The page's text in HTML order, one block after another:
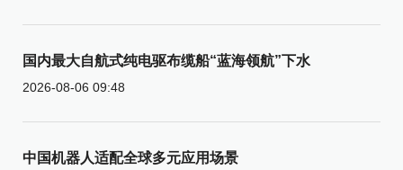
国内最大自航式纯电驱布缆船“蓝海领航”下水
2026-08-06 09:48
中国机器人适配全球多元应用场景